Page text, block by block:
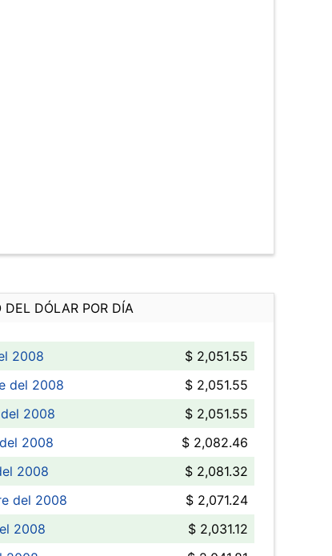
DEL DÓLAR POR DÍA
2008
$ 2,051.55
del 2008
$ 2,051.55
2008
$ 2,051.55
2008
$ 2,082.46
2008
$ 2,081.32
del 2008
$ 2,071.24
2008
$ 2,031.12